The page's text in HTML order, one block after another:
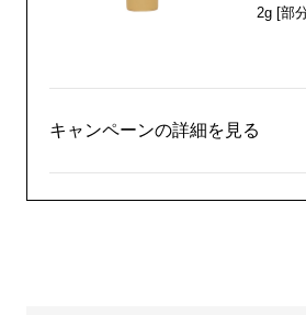
2g [部
キャンペーンの詳細を見る